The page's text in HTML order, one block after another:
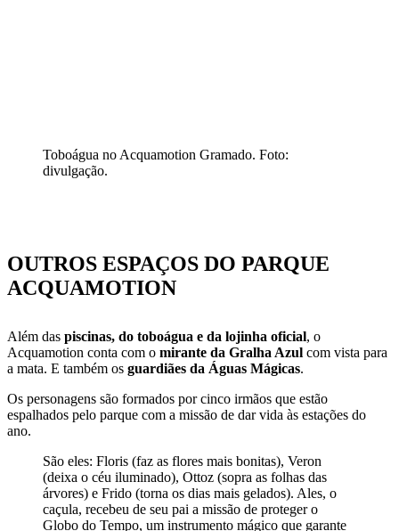
Toboágua no Acquamotion Gramado. Foto:
divulgação.
OUTROS ESPAÇOS DO PARQUE
ACQUAMOTION
Além das piscinas, do toboágua e da lojinha oficial, o
Acquamotion conta com o mirante da Gralha Azul com vista para
a mata. E também os guardiães da Águas Mágicas.
Os personagens são formados por cinco irmãos que estão
espalhados pelo parque com a missão de dar vida às estações do
ano.
São eles: Floris (faz as flores mais bonitas), Veron
(deixa o céu iluminado), Ottoz (sopra as folhas das
árvores) e Frido (torna os dias mais gelados). Ales, o
caçula, recebeu de seu pai a missão de proteger o
Globo do Tempo, um instrumento mágico que garante